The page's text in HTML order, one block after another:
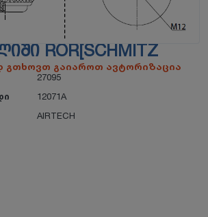
ROR[SCHMITZ
გთხოვთ გაიაროთ ავტორიზაცია
27095
12071A
AIRTECH